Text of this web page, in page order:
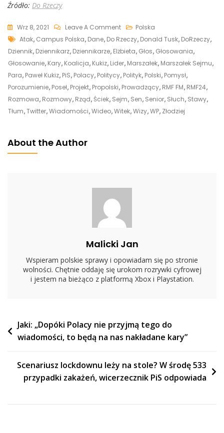
Źródło: Do Rzeczy
Wrz 8, 2021 Leave A CommentOn
„To
Weź
Miotłę
I
Posprzątaj,
Frajerze.
Kończmy
FM
Polska
Tags
Atak, Campus Polska, Dane, Do Rzeczy, Donald Tusk, DoRzeczy,
Dziennik, Dziennikarz, Dziennikarze, Elżbieta, Głos, Głosowania,
Głosowanie, Kary, Koalicja, Kukiz, Lider, Marszałek, Marszałek Sejmu,
Para, Paweł Kukiz, PiS, Polacy, Politycy, Polityk, Polski, Pomysł,
Porozumienie, Poseł, Projekt, Propolski, Prowadzący, RMF FM, RMF24,
Rozmowa, Rozmowy, Rząd,Ściek, Sejm, Sen, Senior, Słuch, Stawy,
Tłum,Twitter,Wiadomości,Wideo,Witek,Wizy,WP, Złodziej
About the Author
Malicki Jan
Wspieram polskie sprawy i opowiadam się po stronie
wolności. Chętnie oddaję się urokom rozrywki cyfrowej
i jestem na bieżąco z platformą Xbox i Playstation.
Nawigacja
wpisu
Jaki: „Dopóki Polacy nie przyjmą tego do
wiadomości, to będą na nas nakładane kary”
Scenariusz lockdownu leży na stole? W środę 533
przypadki zakażeń, wicerzecznik PiS odpowiada